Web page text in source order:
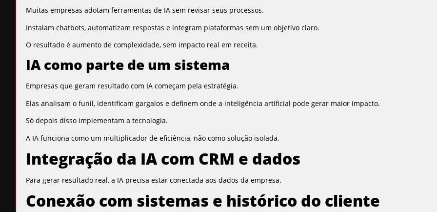
Muitas empresas adotam ferramentas de IA sem revisar seus processos.
Instalam chatbots, automatizam respostas e integram plataformas sem um objetivo claro.
O resultado é aumento de complexidade, sem impacto real em receita.
IA como parte de um sistema
Empresas que geram resultado com IA começam pela estratégia.
Elas analisam o funil, identificam gargalos e definem onde a inteligência artificial pode gerar maior impacto.
Só depois disso implementam a tecnologia.
A IA funciona como um multiplicador de eficiência, não como solução isolada.
Integração da IA com CRM e dados
Para gerar resultado real, a IA precisa estar conectada aos dados da empresa.
Conexão com sistemas e histórico do cliente